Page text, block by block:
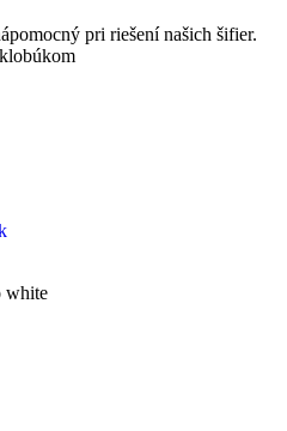
pri riešení našich šifier.